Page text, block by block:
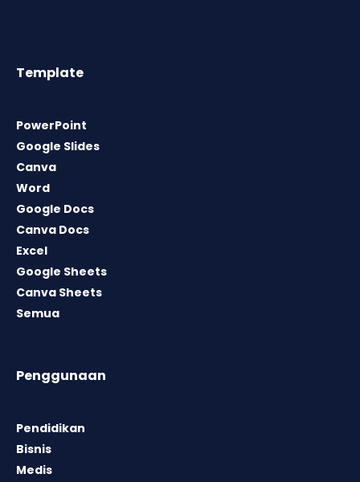
Template
PowerPoint
Google Slides
Canva
Word
Google Docs
Canva Docs
Excel
Google Sheets
Canva Sheets
Semua
Penggunaan
Pendidikan
Bisnis
Medis